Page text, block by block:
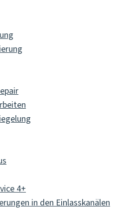
4+
in den Einlasskanälen